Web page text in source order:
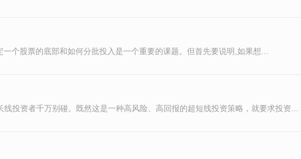
个股票的底部和如何分批投入是一个重要的课题。但首先要说明,如果想...
投资者千万别碰。既然这是一种高风险、高回报的超短线投资策略，就要求投资...